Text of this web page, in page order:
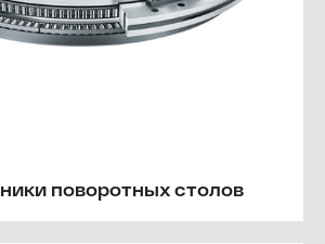
поворотных столов